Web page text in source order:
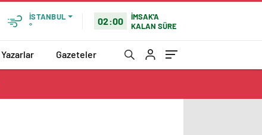
İSTANBUL
°
02:00
İMSAK'A
KALAN SÜRE
Yazarlar Gazeteler